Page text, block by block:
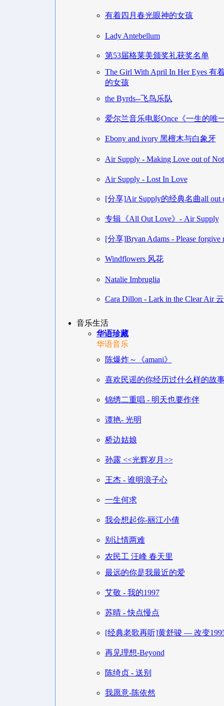
有着四月春光眼神的女孩
Lady Antebellum
第53届格莱美颁奖礼获奖名单
The Girl With April In Her Eyes 有
的女孩
the Byrds--飞鸟乐队
爱尔兰音乐电影Once《一生的唯
Ebony and ivory 黑檀木与白象牙
Air Supply - Making Love out of
Air Supply - Lost In Love
[分享]Air Supply的经典名曲all out
专辑《All Out Love》- Air Supply
[分享]Bryan Adams - Please forgive
Windflowers 风花
Natalie Imbruglia
Cara Dillon - Lark in the Clear Air
音乐生活
华语珍藏
华语音乐
陈爆炸～《amani》
喜欢民谣的你经历过什么样的故
锦绣二重唱 - 明天也要作伴
谭艳- 光明
桥边姑娘
孙露 <<光辉岁月>>
王杰 - 谁明浪子心
一生何求
我会想起你-丽江小倩
别让情两难
农民工 汪峰 春天里
最远的你是我最近的爱
艾敬 - 我的1997
苏晴 - 快点慢点
[经典老歌再听]黄舒骏 — 改变
再见理想-Beyond
陈绮贞 - 送别
我愿意-陈依然